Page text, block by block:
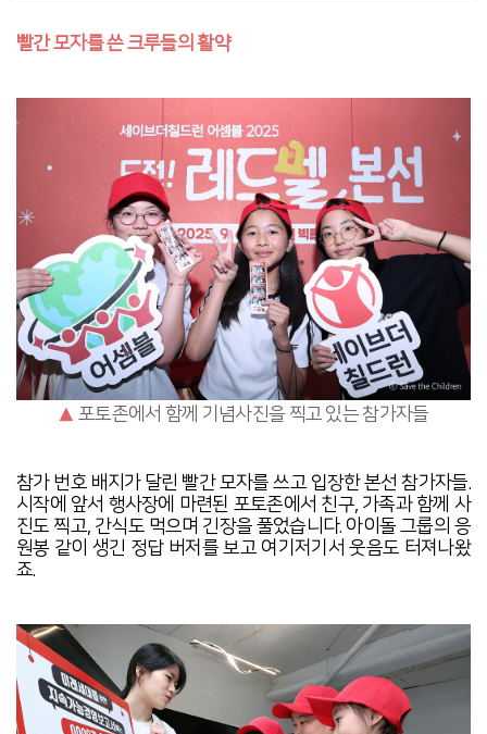
빨간 모자를 쓴 크루들의 활약
▲ 포토존에서 함께 기념사진을 찍고 있는 참가자들
참가 번호 배지가 달린 빨간 모자를 쓰고 입장한 본선 참가자들.
시작에 앞서 행사장에 마련된 포토존에서 친구, 가족과 함께 사
진도 찍고, 간식도 먹으며 긴장을 풀었습니다. 아이돌 그룹의 응
원봉 같이 생긴 정답 버저를 보고 여기저기서 웃음도 터져나왔
죠.